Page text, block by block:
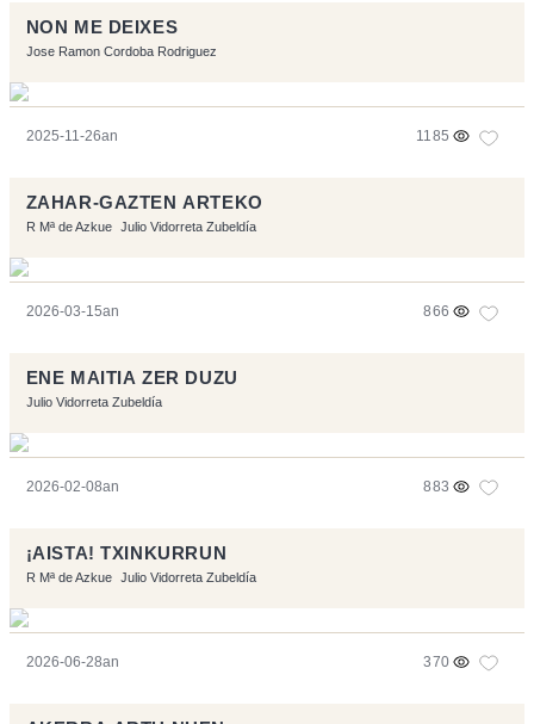
NON ME DEIXES
Jose Ramon Cordoba Rodriguez
2025-11-26an 1185
ZAHAR-GAZTEN ARTEKO
R Mª de Azkue Julio Vidorreta Zubeldía
2026-03-15an 866
ENE MAITIA ZER DUZU
Julio Vidorreta Zubeldía
2026-02-08an 883
¡AISTA! TXINKURRUN
R Mª de Azkue Julio Vidorreta Zubeldía
2026-06-28an 370